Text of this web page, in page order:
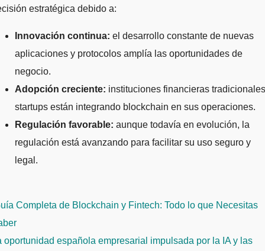
estratégica debido a:
Innovación continua: el desarrollo constante de nuevas
aplicaciones y protocolos amplía las oportunidades de
negocio.
Adopción creciente: instituciones financieras
startups están integrando blockchain en sus operaciones.
Regulación favorable: aunque todavía en evolución, la
regulación está avanzando para facilitar su uso seguro y
legal.
Completa de Blockchain y Fintech: Todo lo que Necesitas
oportunidad española empresarial impulsada por la IA y las